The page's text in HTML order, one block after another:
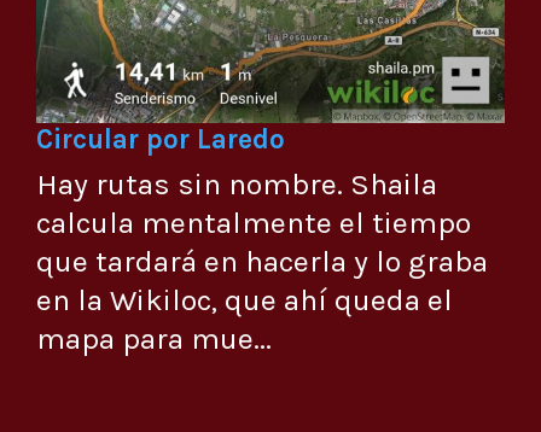
Circular por Laredo
Hay rutas sin nombre. Shaila
calcula mentalmente el tiempo
que tardará en hacerla y lo graba
en la Wikiloc, que ahí queda el
mapa para mue...